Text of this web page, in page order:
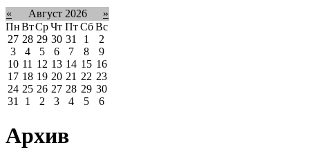
« Август 2026
»
ПнВтСрЧт Пт Сб Вс
27 28 29 30 31 1
2
3
4 5 6 7 8
9
10 11 12 13 14 15 16
17 18 19 20 21 22 23
24 25 26 27 28 29 30
31
1 2 3 4 5 6
Архив